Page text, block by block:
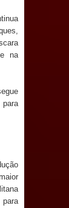
de
(25)
na
para